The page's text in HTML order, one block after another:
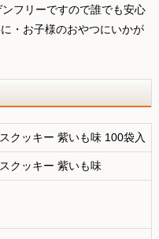
フリーですので誰でも安心
・お子様のおやつにいかが
クッキー 紫いも味 100袋入
クッキー 紫いも味